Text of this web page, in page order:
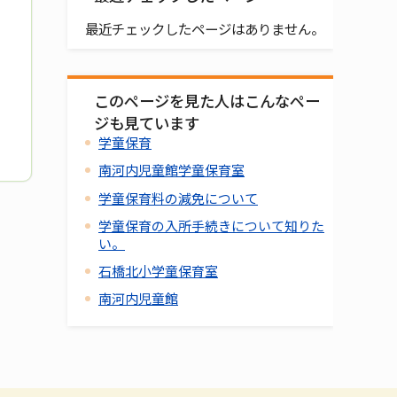
最近チェックしたページはありません。
このページを見た人はこんなペー
ジも見ています
学童保育
南河内児童館学童保育室
学童保育料の減免について
学童保育の入所手続きについて知りた
い。
石橋北小学童保育室
南河内児童館